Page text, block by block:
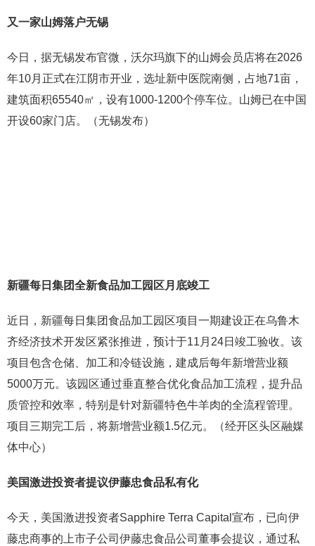
又一家山姆落户无锡
今日，据无锡发布官微，沃尔玛旗下的山姆会员店将在2026
年10月正式在江阴市开业，选址新中医院南侧，占地71亩，
建筑面积65540㎡，设有1000-1200个停车位。山姆已在中国
开设60家门店。（无锡发布）
新疆每日集团全新食品加工园区月底竣工
近日，新疆每日集团食品加工园区项目一期建设正在乌鲁木
齐经济技术开发区紧张推进，预计于11月24日竣工验收。该
项目包含仓储、加工和冷链设施，建成后每年新增营业额
5000万元。该园区通过垂直整合优化食品加工流程，提升品
质管控和效率，特别是针对新疆特色牛羊肉的全流程管理。
项目三期完工后，将新增营业额1.5亿元。（经开区头区融媒
体中心）
美国激进投资者提议伊藤忠食品私有化
今天，美国激进投资者Sapphire Terra Capital宣布，已向伊
藤忠商事的上市子公司伊藤忠食品公司董事会提议，通过私